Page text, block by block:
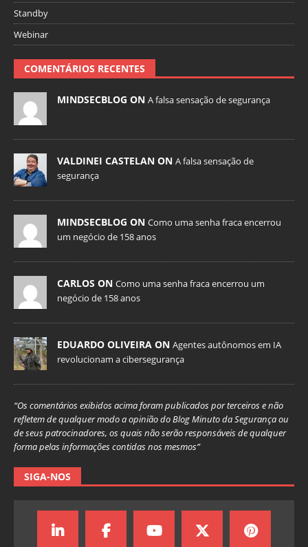
Standby
Webinar
COMENTÁRIOS RECENTES
MINDSECBLOG ON A falsa sensação de segurança
VALDINEI CASTELAN ON A falsa sensação de
segurança
MINDSECBLOG ON Como uma senha fraca encerrou
um negócio de 158 anos
CARLOS ON Como uma senha fraca encerrou um
negócio de 158 anos
EDUARDO OLIVEIRA ON Agentes autônomos em IA
revolucionam a cibersegurança
“Os comentários exibidos acima foram publicados por terceiros e não
refletem de qualquer modo a opinião do Blog Minuto da Segurança ou
de seus patrocinadores, os quais não serão responsáveis de qualquer
forma pelas informações contidas nos mesmos”
SIGA-NOS